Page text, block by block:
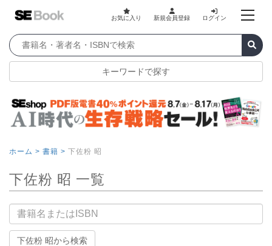
お気に入り 新規会員登録 ログイン
キーワードで探す
ホーム > 書籍 > 下佐粉 昭
下佐粉 昭 一覧
書籍名
下佐粉 昭から検索